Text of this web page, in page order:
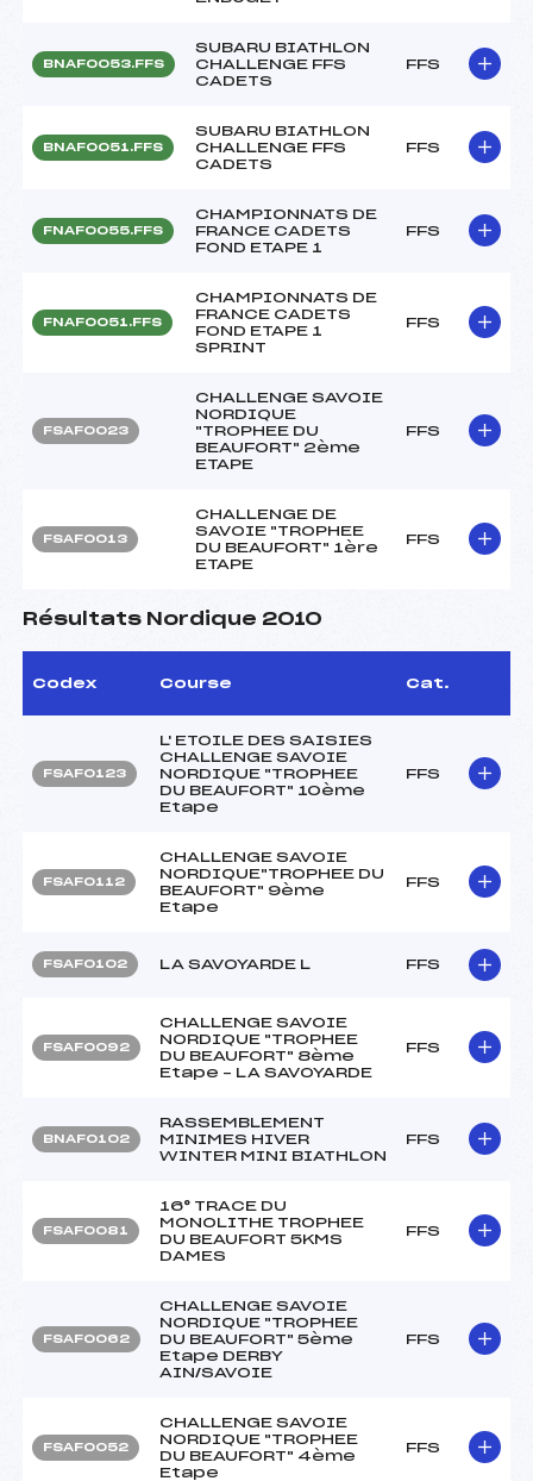
BNAF0053.FFS
SUBARU BIATHLON
CHALLENGE FFS
CADETS
FFS
BNAF0051.FFS
SUBARU BIATHLON
CHALLENGE FFS
CADETS
FFS
FNAF0055.FFS
CHAMPIONNATS DE
FRANCE CADETS
FOND ETAPE 1
FFS
FNAF0051.FFS
CHAMPIONNATS DE
FRANCE CADETS
FOND ETAPE 1
SPRINT
FFS
FSAF0023
CHALLENGE SAVOIE
NORDIQUE
"TROPHEE DU
BEAUFORT" 2ème
ETAPE
FFS
FSAF0013
CHALLENGE DE
SAVOIE "TROPHEE
DU BEAUFORT" 1ère
ETAPE
FFS
Résultats Nordique 2010
Codex Course Cat.
FSAF0123
L' ETOILE DES SAISIES
CHALLENGE SAVOIE
NORDIQUE "TROPHEE
DU BEAUFORT" 10ème
Etape
FFS
FSAF0112
CHALLENGE SAVOIE
NORDIQUE"TROPHEE DU
BEAUFORT" 9ème
Etape
FFS
FSAF0102 LA SAVOYARDE L FFS
FSAF0092
CHALLENGE SAVOIE
NORDIQUE "TROPHEE
DU BEAUFORT" 8ème
Etape – LA SAVOYARDE
FFS
BNAF0102
RASSEMBLEMENT
MINIMES HIVER
WINTER MINI BIATHLON
FFS
FSAF0081
16° TRACE DU
MONOLITHE TROPHEE
DU BEAUFORT 5KMS
DAMES
FFS
FSAF0062
CHALLENGE SAVOIE
NORDIQUE "TROPHEE
DU BEAUFORT" 5ème
Etape DERBY
AIN/SAVOIE
FFS
FSAF0052
CHALLENGE SAVOIE
NORDIQUE "TROPHEE
DU BEAUFORT" 4ème
Etape
FFS